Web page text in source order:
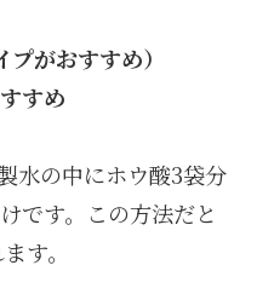
がおすすめ）
すめ
水の中にホウ酸3袋分
です。この方法だと
す。